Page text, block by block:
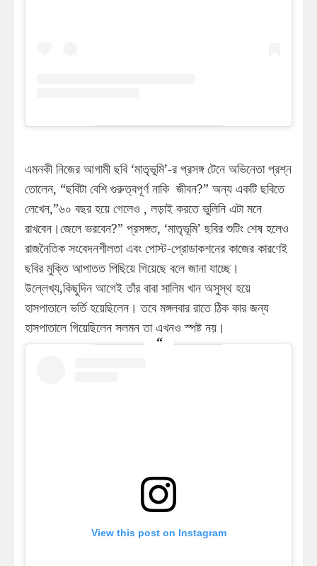
এমনকী নিজের আগামী ছবি ‘মাতৃভূমি’-র প্রসঙ্গ টেনে অভিনেতা প্রশ্ন
তোলেন, “ছবিটা বেশি গুরুত্বপূর্ণ নাকি জীবন?” অন্য একটি ছবিতে
লেখেন,”৬০ বছর হয়ে গেলেও , লড়াই করতে ভুলিনি এটা মনে
রাখবেন।জেলে ভরবেন?” প্রসঙ্গত, ‘মাতৃভূমি’ ছবির শুটিং শেষ হলেও
রাজনৈতিক সংবেদনশীলতা এবং পোস্ট-প্রোডাকশনের কাজের কারণেই
ছবির মুক্তি আপাতত পিছিয়ে গিয়েছে বলে জানা যাচ্ছে।
উল্লেখ্য,কিছুদিন আগেই তাঁর বাবা সালিম খান অসুস্থ হয়ে
হাসপাতালে ভর্তি হয়েছিলেন। তবে মঙ্গলবার রাতে ঠিক কার জন্য
হাসপাতালে গিয়েছিলেন সলমন তা এখনও স্পষ্ট নয়।
View this post on Instagram